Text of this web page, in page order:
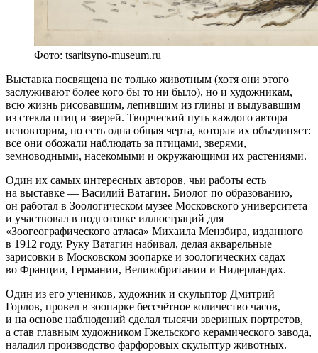
Фото: tsaritsyno-museum.ru
Выставка посвящена не только животным (хотя они этого
заслуживают более кого бы то ни было), но и художникам,
всю жизнь рисовавшим, лепившим из глины и выдувавшим
из стекла птиц и зверей. Творческий путь каждого автора
неповторим, но есть одна общая черта, которая их объединяет:
все они обожали наблюдать за птицами, зверями,
земноводными, насекомыми и окружающими их растениями.
Один их самых интересных авторов, чьи работы есть
на выставке — Василий Ватагин. Биолог по образованию,
он работал в Зоологическом музее Московского университета
и участвовал в подготовке иллюстраций для
«Зоогеографического атласа» Михаила Мензбира, изданного
в 1912 году. Руку Ватагин набивал, делая акварельные
зарисовки в Московском зоопарке и зоологических садах
во Франции, Германии, Великобритании и Нидерландах.
Один из его учеников, художник и скульптор Дмитрий
Горлов, провел в зоопарке бессчётное количество часов,
и на основе наблюдений сделал тысячи звериных портретов,
а став главным художником Гжельского керамического завода,
наладил производство фарфоровых скульптур животных.